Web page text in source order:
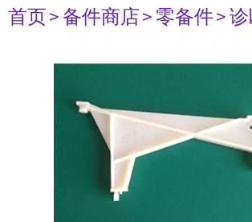
首页> 备件商店> 零备件>